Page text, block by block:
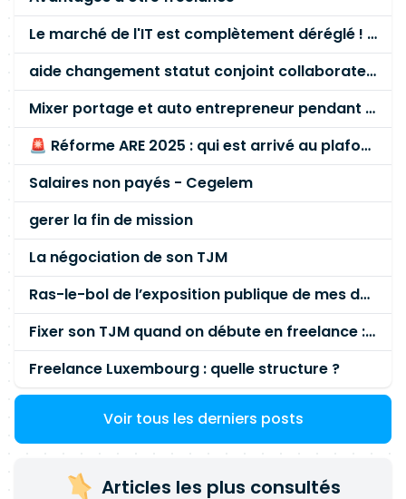
Le marché de l'IT est complètement déréglé ! STOP à cette mascarade ! Il faut s'unir et résister !
aide changement statut conjoint collaborateur
Mixer portage et auto entrepreneur pendant des années - quel risque ?
🚨 Réforme ARE 2025 : qui est arrivé au plafond des 60 % en gardant son entreprise ?
Salaires non payés - Cegelem
gerer la fin de mission
La négociation de son TJM
Ras-le-bol de l’exposition publique de mes données personnelles liées à mon entreprise
Fixer son TJM quand on débute en freelance : la méthode mathématique (et pas au feeling) 🛑
Freelance Luxembourg : quelle structure ?
Voir tous les derniers posts
Articles les plus consultés